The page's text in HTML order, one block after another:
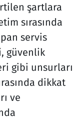
şartlara
sırasında
servis
güvenlik
gibi unsurları
dikkat
ve